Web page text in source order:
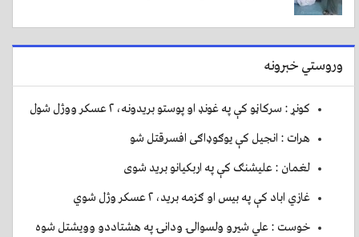
وروستي خبرونه
کونړ : سرکاڼو کې په غونډ او پوستو بريدونه، ۲ عسکر ووژل شول
هرات : انجیل کې یوګوډاګی افسرقتل شو
لغمان : عليشنګ کې په اربکيانو بريد شوی
غازي اباد کې په بيس او ګزمه بريد، ۲ عسکر وژل شوي
خوست : علي شيرو ولسوالۍ ودانۍ په هشتاددو وويشتل شوه